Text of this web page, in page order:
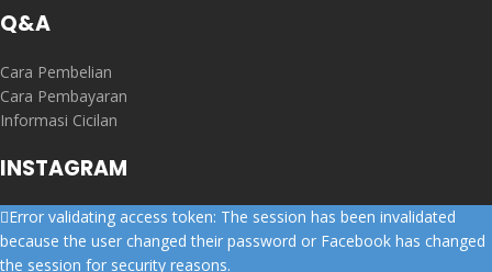
Q&A
Cara Pembelian
Cara Pembayaran
Informasi Cicilan
INSTAGRAM
Error validating access token: The session has been invalidated
because the user changed their password or Facebook has changed
the session for security reasons.